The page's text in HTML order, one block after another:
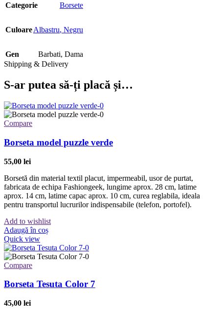
Categorie
Borsete
CuloareAlbastru, Negru
Gen Barbati, Dama
Shipping & Delivery
S-ar putea să-ți placă și…
Compare
Borseta model puzzle verde
55,00 lei
Borsetă din material textil placut, impermeabil, usor de purtat,
fabricata de echipa Fashiongeek, lungime aprox. 28 cm, latime
aprox. 14 cm, latime capac aprox. 10 cm, curea reglabila, ideala
pentru transportul lucrurilor indispensabile (telefon, portofel).
Add to wishlist
Adaugă în coș
Quick view
Compare
Borseta Tesuta Color 7
45,00 lei